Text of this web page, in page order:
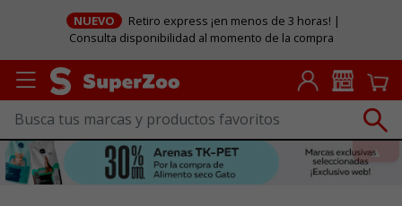
NUEVO
Retiro express ¡en menos de 3 horas! |
Consulta disponibilidad al momento de la compra